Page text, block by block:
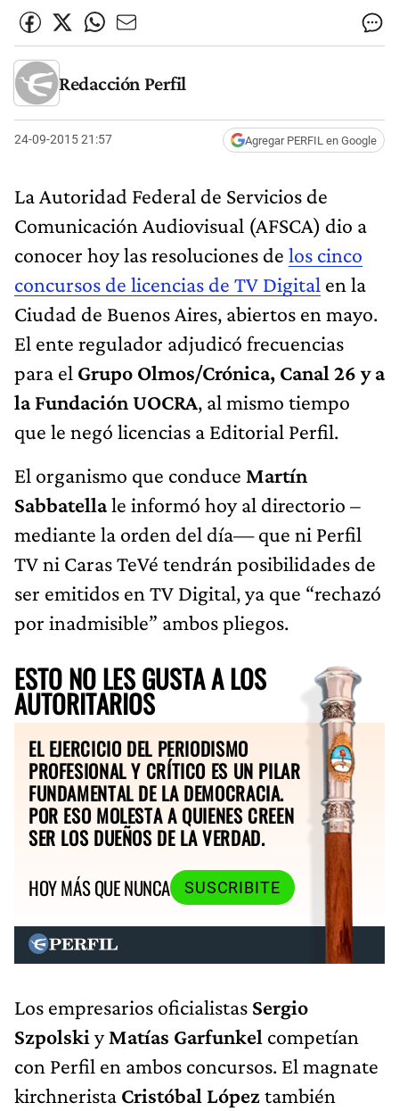
Redacción Perfil
24-09-2015 21:57 Agregar PERFIL en Google
La Autoridad Federal de Servicios de
Comunicación Audiovisual (AFSCA) dio a
conocer hoy las resoluciones de los cinco
concursos de licencias de TV Digital en la
Ciudad de Buenos Aires, abiertos en mayo.
El ente regulador adjudicó frecuencias
para el Grupo Olmos/Crónica, Canal 26 y a
la Fundación UOCRA, al mismo tiempo
que le negó licencias a Editorial Perfil.
El organismo que conduce Martín
Sabbatellale informó hoy al directorio –
mediante la orden del día— que ni Perfil
TV ni Caras TeVé tendrán posibilidades de
ser emitidos en TV Digital, ya que “rechazó
por inadmisible” ambos pliegos.
ESTO NO LES GUSTA A LOS
AUTORITARIOS
EL EJERCICIO DEL PERIODISMO
PROFESIONAL Y CRÍTICO ES UN PILAR
FUNDAMENTAL DE LA DEMOCRACIA.
POR ESO MOLESTA A QUIENES CREEN
SER LOS DUEÑOS DE LA VERDAD.
HOY MÁS QUE NUNCA
SUSCRIBITE
Los empresarios oficialistas Sergio
Szpolski yMatías Garfunkel competían
con Perfil en ambos concursos. El magnate
kirchnerista Cristóbal Lópeztambién